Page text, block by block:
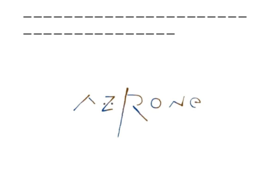
ーーーーーーーーーーーーーーーーーーーーーー
ーーーーーーーーーーーーーーー